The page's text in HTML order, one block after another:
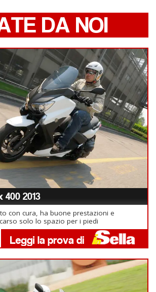
DA NOI
400 2013
con cura, ha buone prestazioni e
solo lo spazio per i piedi